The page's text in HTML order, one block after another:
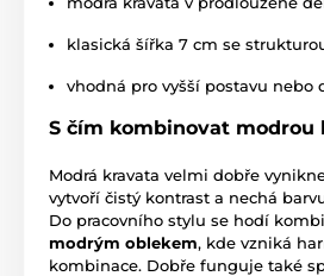
klasická šířka 7 cm se
vhodná pro vyšší postavu nebo
S čím kombinovat modrou
Modrá kravata velmi dobře
vytvoří čistý kontrast a nechá
Do pracovního stylu se hodí
modrým oblekem, kde vzniká
kombinace. Dobře funguje také